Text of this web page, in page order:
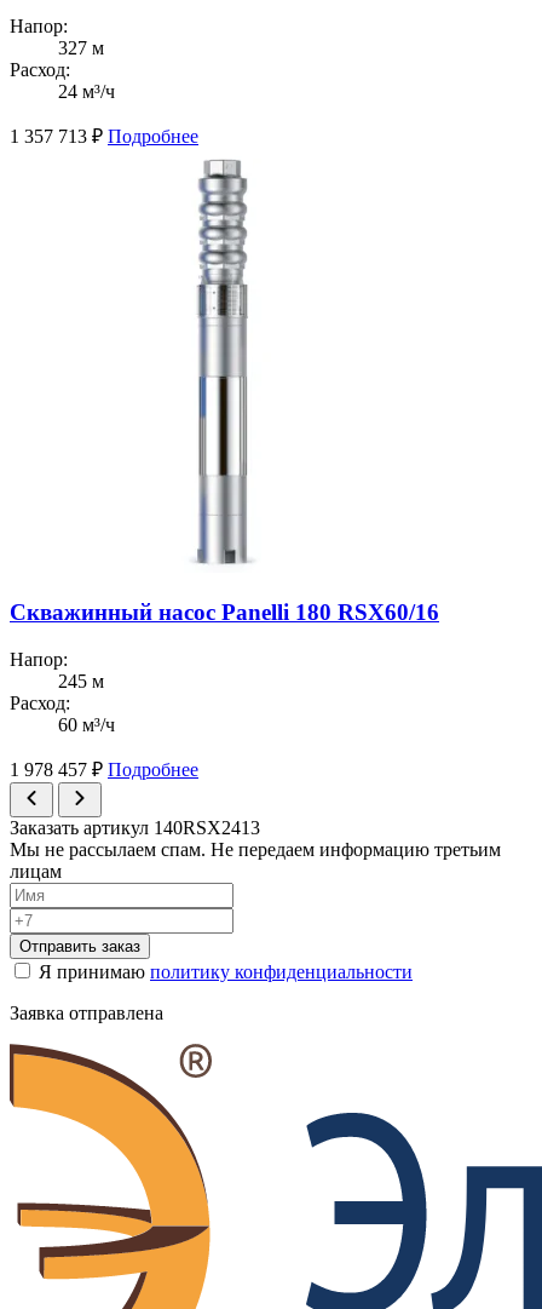
Напор:
327 м
Расход:
24 м³/ч
1 357 713 ₽ Подробнее
Скважинный насос Panelli 180 RSX60/16
Напор:
245 м
Расход:
60 м³/ч
1 978 457 ₽ Подробнее
Заказать артикул 140RSX2413
Мы не рассылаем спам. Не передаем информацию третьим
лицам
Отправить заказ
Я принимаю политику конфиденциальности
Заявка отправлена